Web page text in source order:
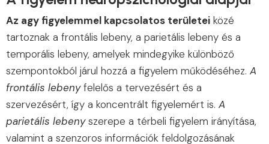
Az agy figyelemmel kapcsolatos területei közé
tartoznak a frontális lebeny, a parietális lebeny és a
temporális lebeny, amelyek mindegyike különböző
szempontokból járul hozzá a figyelem működéséhez. A
frontális lebenyfelelős a tervezésért és a
szervezésért, így a koncentrált figyelemért is. A
parietális lebenyszerepe a térbeli figyelem irányítása,
valamint a szenzoros információk feldolgozásának